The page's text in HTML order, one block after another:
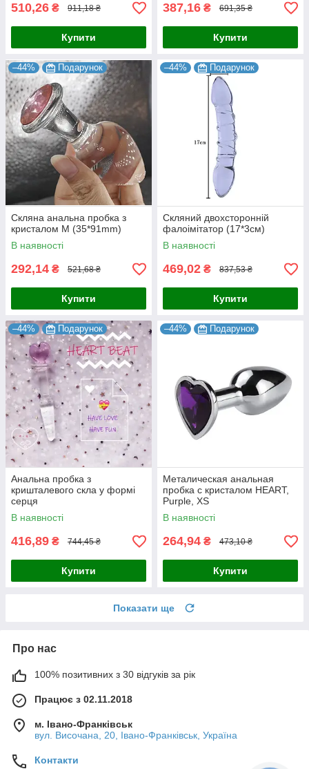
510,26 ₴ 911,18 ₴
Купити
387,16 ₴ 691,35 ₴
Купити
–44% Подарунок
Скляна анальна пробка з
кристалом M (35*91mm)
В наявності
292,14 ₴ 521,68 ₴
Купити
–44% Подарунок
Скляний двохсторонній
фалоімітатор (17*3см)
В наявності
469,02 ₴ 837,53 ₴
Купити
–44% Подарунок
Анальна пробка з
кришталевого скла у формі
серця
В наявності
416,89 ₴ 744,45 ₴
Купити
–44% Подарунок
Металическая анальная
пробка с кристалом HEART,
Purple, XS
В наявності
264,94 ₴ 473,10 ₴
Купити
Показати ще
Про нас
100% позитивних з 30 відгуків за рік
Працює з 02.11.2018
м. Івано-Франківськ
вул. Височана, 20, Івано-Франківськ, Україна
Контакти